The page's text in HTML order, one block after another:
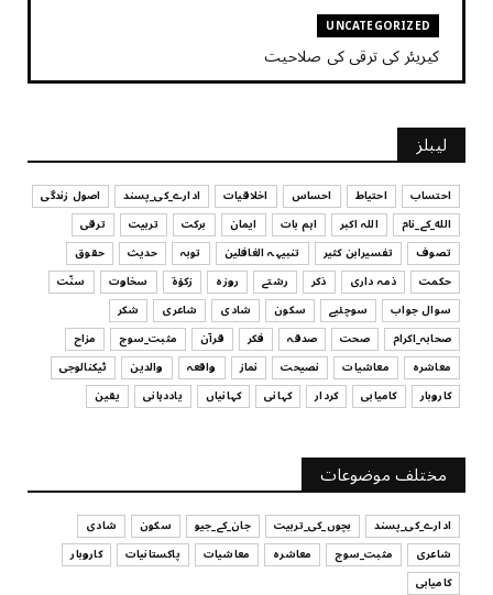
UNCATEGORIZED
کیریئر کی ترقی کی صلاحیت
July 29, 2026
UNCATEGORIZED
کیا آپ اپنے باس کو مؤثر طریقے سے منظم کر رہے ہیں
July 29, 2026
UNCATEGORIZED
اس وقت آپ کا موڈ کیسا ہے؟
July 29, 2026
UNCATEGORIZED
قرض لینے اور دینے میں ہوشیاری
July 29, 2026
آپ کا فیصلہ کرنے کا انداز
July 29, 2026
لیبلز
احتساب احتیاط احساس اخلاقیات ادارے_کی_پسند
اصول زندگی
الله_کے_نام
اللہ اکبر اہم بات ایمان برکت تربیت
ترقی
تصوف
تفسیرابن کثیر تنبیہہ الغافلین توبہ حدیث
حقوق
حکمت
ذمہ داری ذکر رشتے روزہ زکوٰۃ سخاوت
سنّت
سوال جواب
سوچئیے سکون شادی شاعری
شکر
صحابہ_اکرام
صحت صدقہ فکر قرآن مثبت_سوچ
مزاح
معاشرہ
معاشیات نصیحت نماز واقعہ والدین
ٹیکنالوجی
کاروبار
کامیابی کردار کہانی کہانیاں یاددہانی یقین
مختلف موضوعات
ادارے_کی_پسند بچوں_کی_تربیت جان_کے_جیو سکون
شادی
شاعری
مثبت_سوچ معاشرہ معاشیات پاکستانیات
کاروبار
کامیابی